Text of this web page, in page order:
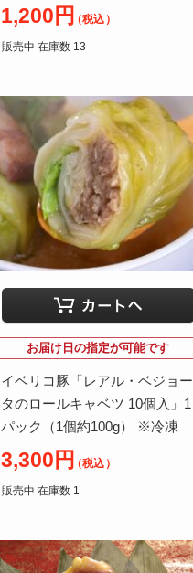
1,200円（税込）
販売中 在庫数 13
お届け日の指定が可能です
イベリコ豚「レアル・ベジョー
タのロールキャベツ 10個入」1
パック（1個約100g） ※冷凍
3,300円（税込）
販売中 在庫数 1